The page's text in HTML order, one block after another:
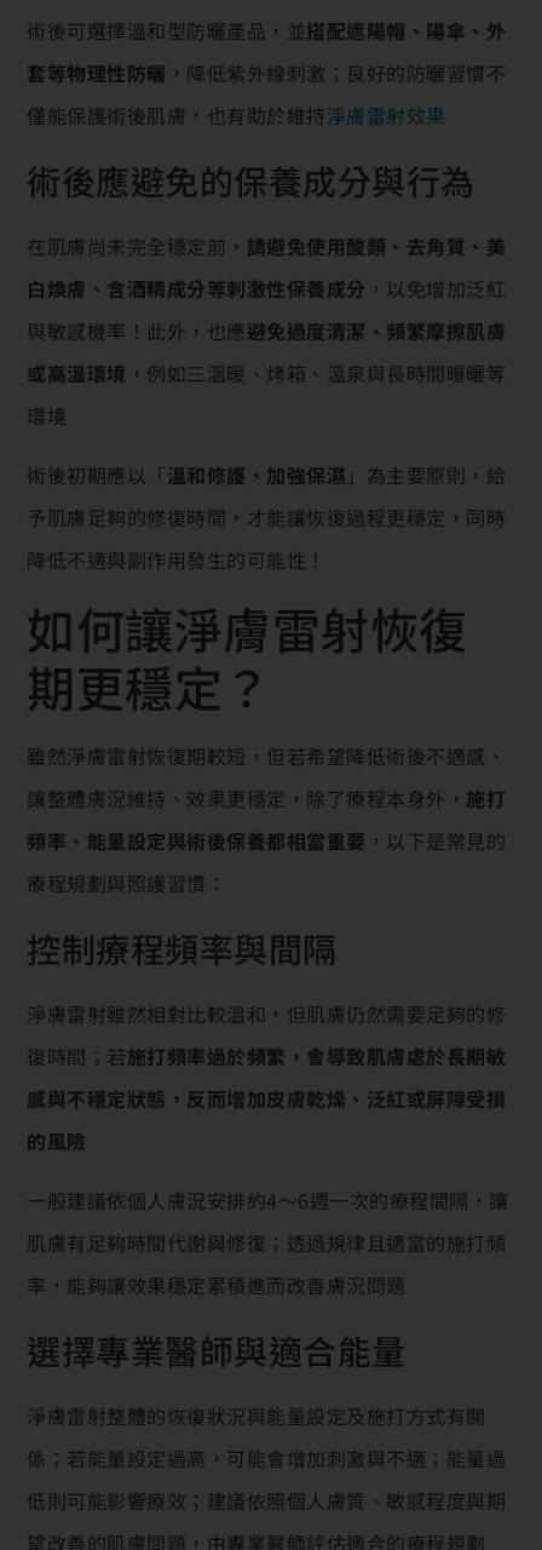
術後可選擇溫和型防曬產品，並搭配遮陽帽、陽傘、外
套等物理性防曬 ，降低紫外線刺激；良好的防曬習慣不
僅能保護術後肌膚，也有助於維持淨膚雷射效果
術後應避免的保養成分與行為
在肌膚尚未完全穩定前， 請避免使用酸類、去角質、美
白煥膚、含酒精成分等刺激性保養成分 ，以免增加泛紅
與敏感機率！此外，也應避免過度清潔、頻繁摩擦肌膚
或高溫環境 ，例如三溫暖、烤箱、溫泉與長時間曝曬等
環境
術後初期應以「 溫和修護、加強保濕 」為主要原則，給
予肌膚足夠的修復時間，才能讓恢復過程更穩定，同時
降低不適與副作用發生的可能性！
如何讓淨膚雷射恢復
期更穩定？
雖然淨膚雷射恢復期較短，但若希望降低術後不適感、
讓整體膚況維持、效果更穩定，除了療程本身外， 施打
頻率、能量設定與術後保養都相當重要 ，以下是常見的
療程規劃與照護習慣：
控制療程頻率與間隔
淨膚雷射雖然相對比較溫和，但肌膚仍然需要足夠的修
復時間；若施打頻率過於頻繁，會導致肌膚處於長期敏
感與不穩定狀態，反而增加皮膚乾燥、泛紅或屏障受損
的風險
一般建議依個人膚況安排約4～6週一次的療程間隔，讓
肌膚有足夠時間代謝與修復；透過規律且適當的施打頻
率，能夠讓效果穩定累積進而改善膚況問題
選擇專業醫師與適合能量
淨膚雷射整體的恢復狀況與能量設定及施打方式有關
係；若能量設定過高，可能會增加刺激與不適；能量過
低則可能影響療效；建議依照個人膚質、敏感程度與期
望改善的肌膚問題，由專業醫師評估適合的療程規劃